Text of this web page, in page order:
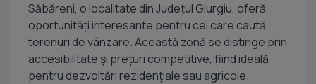
Săbăreni, o localitate din Județul Giurgiu, oferă
oportunități interesante pentru cei care caută
terenuri de vânzare. Această zonă se distinge prin
accesibilitate și prețuri competitive, fiind ideală
pentru dezvoltări rezidențiale sau agricole.